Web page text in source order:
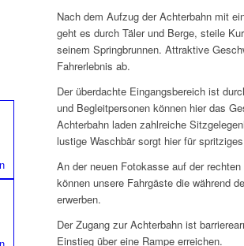
Nach dem Aufzug der Achterbahn mit
geht es durch Täler und Berge, steile
seinem Springbrunnen. Attraktive
Fahrerlebnis ab.
Der überdachte Eingangsbereich ist
und Begleitpersonen können hier das
Achterbahn laden zahlreiche
lustige Waschbär sorgt hier für
An der neuen Fotokasse auf der
können unsere Fahrgäste die während
erwerben.
Der Zugang zur Achterbahn ist
Einstieg über eine Rampe erreichen.